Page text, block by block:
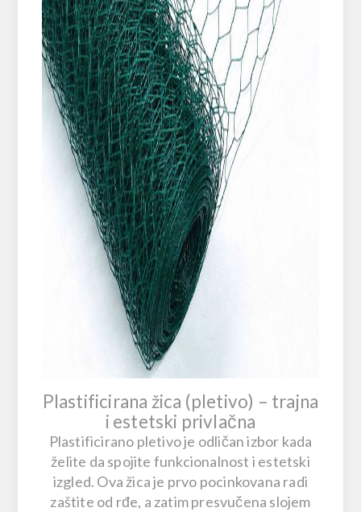
Plastificirana žica (pletivo) – trajna
i estetski privlačna
Plastificirano pletivoje odličan izbor kada
želite da spojite funkcionalnost i estetski
izgled. Ova žica je prvo pocinkovana radi
zaštite od rđe, a zatim presvučena slojem